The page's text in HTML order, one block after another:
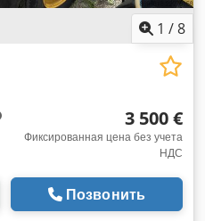
1 /8
3 500 €
Фиксированная цена без учета
НДС
Позвонить